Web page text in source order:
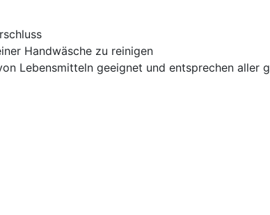
Handwäsche zu reinigen
Lebensmitteln geeignet und entsprechen aller